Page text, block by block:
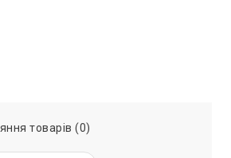
товарів (0)